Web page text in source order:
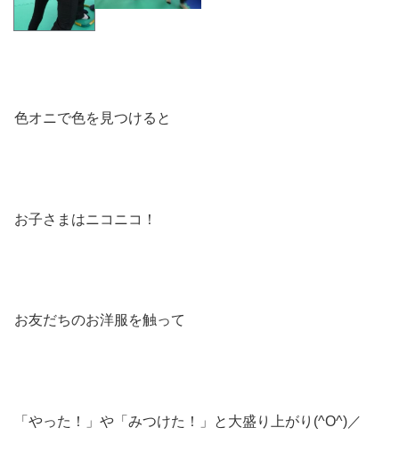
色オニで色を見つけると
お子さまはニコニコ！
お友だちのお洋服を触って
「やった！」や「みつけた！」と大盛り上がり(^O^)／